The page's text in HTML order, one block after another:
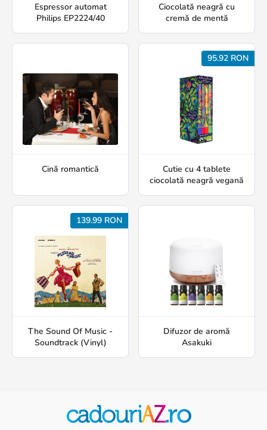
Espressor automat
Philips EP2224/40
Ciocolată neagră cu
cremă de mentă
Cină romantică
95.92 RON
Cutie cu 4 tablete
ciocolată neagră vegană
139.99 RON
The Sound Of Music -
Soundtrack (Vinyl)
Difuzor de aromă
Asakuki